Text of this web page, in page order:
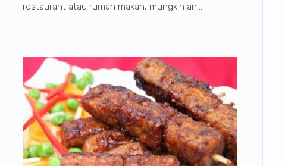
restaurant atau rumah makan, mungkin an...